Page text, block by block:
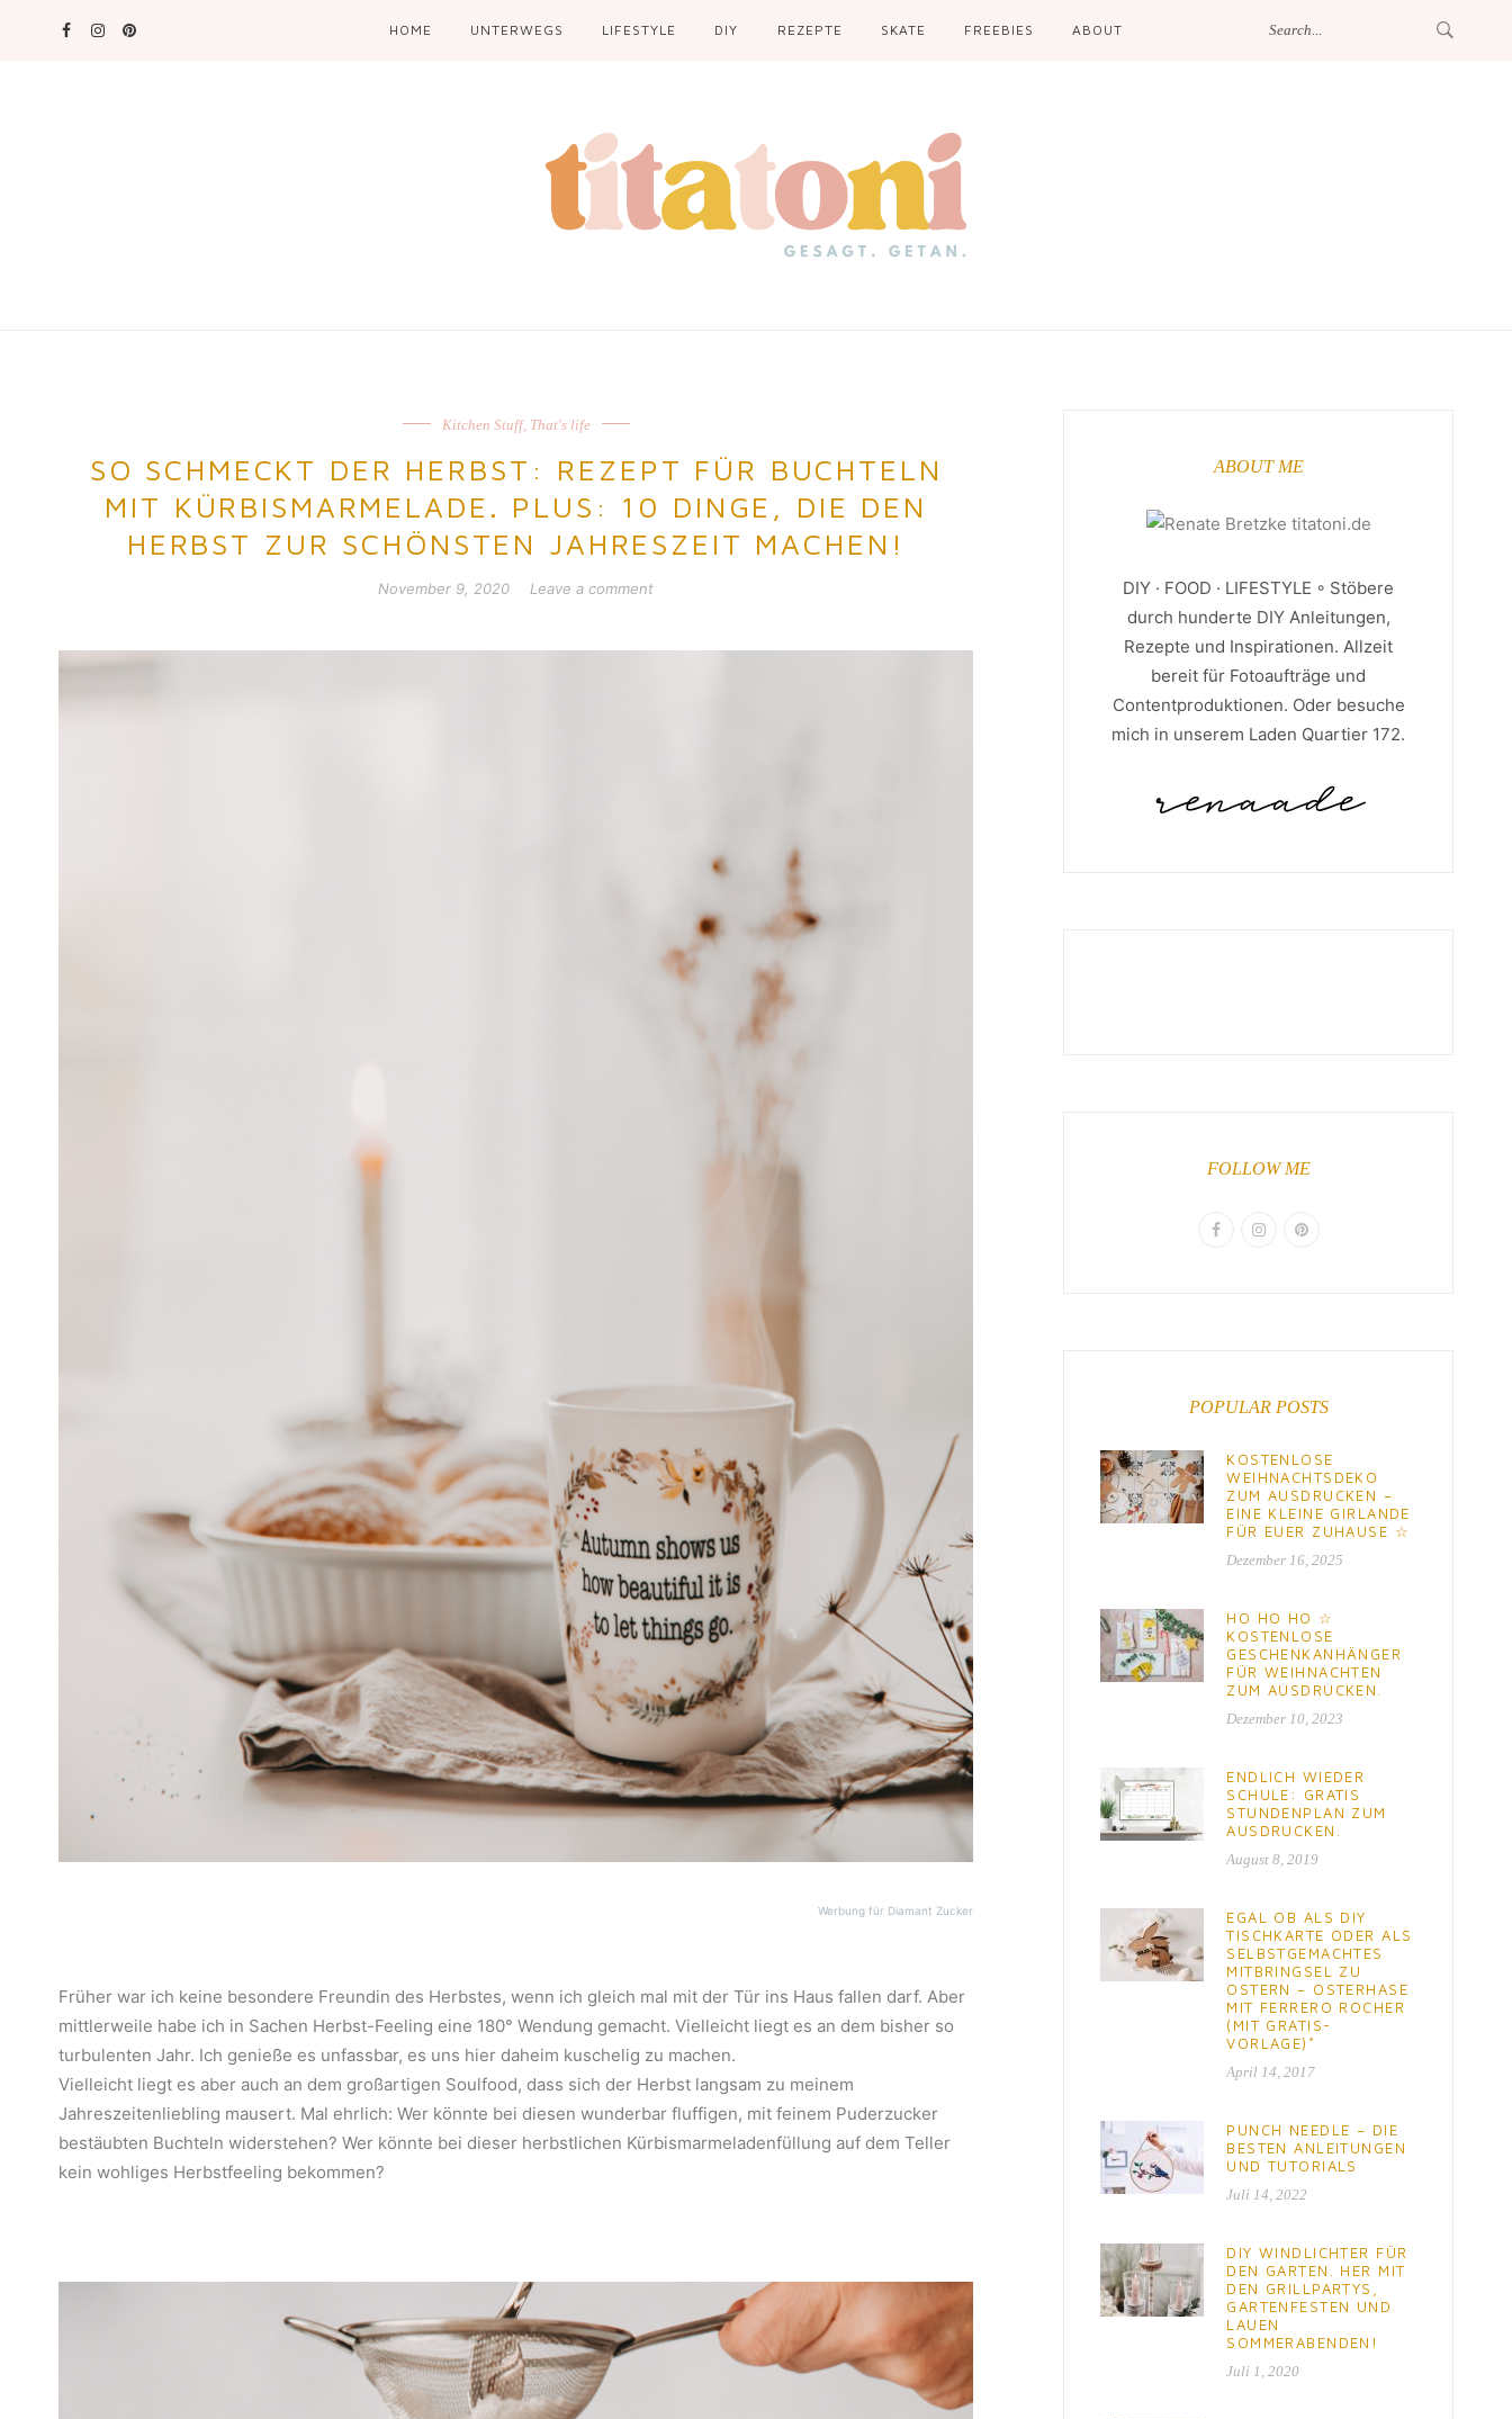
HOME UNTERWEGS LIFESTYLE DIY REZEPTE SKATE FREEBIES ABOUT
Kitchen Stuff, That's life
SO SCHMECKT DER HERBST: REZEPT FÜR BUCHTELN
MIT KÜRBISMARMELADE. PLUS: 10 DINGE, DIE DEN
HERBST ZUR SCHÖNSTEN JAHRESZEIT MACHEN!
November 9, 2020 Leave a comment
Werbung für Diamant Zucker
Früher war ich keine besondere Freundin des Herbstes, wenn ich gleich mal mit der Tür ins Haus fallen darf. Aber
mittlerweile habe ich in Sachen Herbst-Feeling eine 180° Wendung gemacht. Vielleicht liegt es an dem bisher so
turbulenten Jahr. Ich genieße es unfassbar, es uns hier daheim kuschelig zu machen.
Vielleicht liegt es aber auch an dem großartigen Soulfood, dass sich der Herbst langsam zu meinem
Jahreszeitenliebling mausert. Mal ehrlich: Wer könnte bei diesen wunderbar fluffigen, mit feinem Puderzucker
bestäubten Buchteln widerstehen? Wer könnte bei dieser herbstlichen Kürbismarmeladenfüllung auf dem Teller
kein wohliges Herbstfeeling bekommen?
ABOUT ME
DIY · FOOD · LIFESTYLE ◦ Stöbere
durch hunderte DIY Anleitungen,
Rezepte und Inspirationen. Allzeit
bereit für Fotoaufträge und
Contentproduktionen. Oder besuche
mich in unserem Laden Quartier 172.
FOLLOW ME
POPULAR POSTS
KOSTENLOSE
WEIHNACHTSDEKO
ZUM AUSDRUCKEN –
EINE KLEINE GIRLANDE
FÜR EUER ZUHAUSE ☆
Dezember 16, 2025
HO HO HO ☆
KOSTENLOSE
GESCHENKANHÄNGER
FÜR WEIHNACHTEN
ZUM AUSDRUCKEN.
Dezember 10, 2023
ENDLICH WIEDER
SCHULE: GRATIS
STUNDENPLAN ZUM
AUSDRUCKEN.
August 8, 2019
EGAL OB ALS DIY
TISCHKARTE ODER ALS
SELBSTGEMACHTES
MITBRINGSEL ZU
OSTERN – OSTERHASE
MIT FERRERO ROCHER
(MIT GRATIS-
VORLAGE)*
April 14, 2017
PUNCH NEEDLE – DIE
BESTEN ANLEITUNGEN
UND TUTORIALS
Juli 14, 2022
DIY WINDLICHTER FÜR
DEN GARTEN. HER MIT
DEN GRILLPARTYS,
GARTENFESTEN UND
LAUEN
SOMMERABENDEN!
Juli 1, 2020